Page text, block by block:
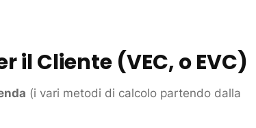
ilCliente (VEC, o EVC)
(i vari metodi di calcolo partendo dalla